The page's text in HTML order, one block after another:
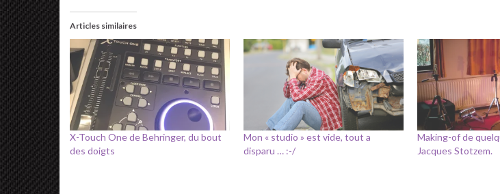
Articles similaires
X-Touch One de Behringer, du bout
des doigts
Mon « studio » est vide, tout a
disparu … :-/
Making-of de
Jacques Stotzem.